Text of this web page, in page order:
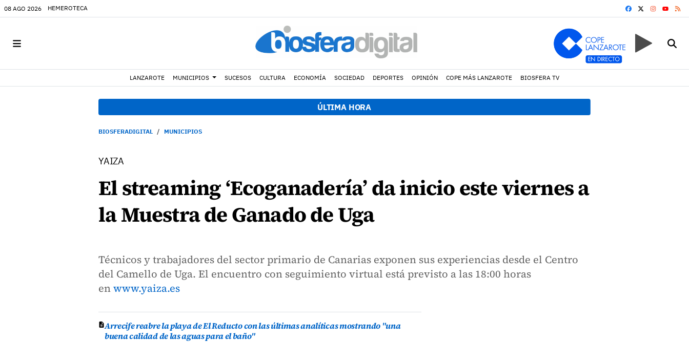
08 AGO 2026 HEMEROTECA FACEBOOK
YOUTUBE
LANZAROTE MUNICIPIOS SUCESOS CULTURA ECONOMÍA SOCIEDAD DEPORTES OPINIÓN COPE MÁS LANZAROTE BIOSFERA TV
ÚLTIMA HORA
BIOSFERADIGITAL MUNICIPIOS
YAIZA
El streaming ‘Ecoganadería’ da inicio este viernes a
la Muestra de Ganado de Uga
Técnicos y trabajadores del sector primario de Canarias exponen sus experiencias desde el Centro
del Camello de Uga. El encuentro con seguimiento virtual está previsto a las 18:00 horas
enwww.yaiza.es
Arrecife reabre la playa de El Reducto con las últimas analíticas mostrando "una
buena calidad de las aguas para el baño"